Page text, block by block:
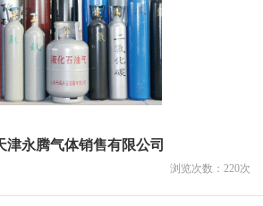
津永腾气体销售有限公司
浏览次数： 220次